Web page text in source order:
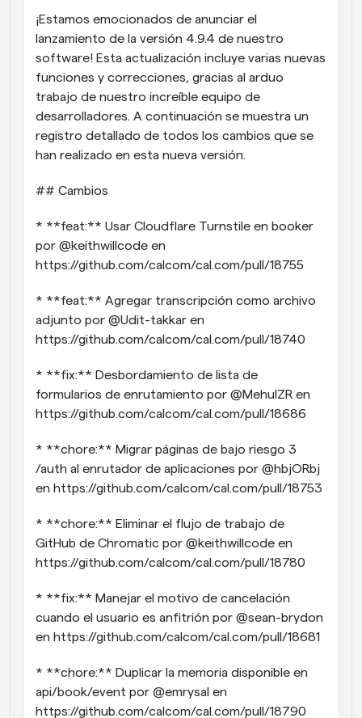
Programación potenciadda con llamadas
impulsadas por IA
Flujos de trabajo
Automatiza la programación y los recordatorios
Blog
Mantente al día con las últimas noticias y
actualizaciones
Reuniones Instantáneas
Reúnete con clientes en minutos
Webhooks
Recibe notificaciones cuando ocurra algo
¡Estamos emocionados de anunciar el
lanzamiento de la versión 4.9.4 de nuestro
software! Esta actualización incluye varias nuevas
funciones y correcciones, gracias al arduo
trabajo de nuestro increíble equipo de
desarrolladores. A continuación se muestra un
registro detallado de todos los cambios que se
han realizado en esta nueva versión.
## Cambios
* **feat:** Usar Cloudflare Turnstile en booker
por @keithwillcode en
https://github.com/calcom/cal.com/pull/18755
* **feat:** Agregar transcripción como archivo
adjunto por @Udit-takkar en
https://github.com/calcom/cal.com/pull/18740
* **fix:** Desbordamiento de lista de
formularios de enrutamiento por @MehulZR en
https://github.com/calcom/cal.com/pull/18686
* **chore:** Migrar páginas de bajo riesgo 3
/auth al enrutador de aplicaciones por @hbjORbj
en https://github.com/calcom/cal.com/pull/18753
* **chore:** Eliminar el flujo de trabajo de
GitHub de Chromatic por @keithwillcode en
https://github.com/calcom/cal.com/pull/18780
* **fix:** Manejar el motivo de cancelación
cuando el usuario es anfitrión por @sean-brydon
en https://github.com/calcom/cal.com/pull/18681
* **chore:** Duplicar la memoria disponible en
api/book/event por @emrysal en
https://github.com/calcom/cal.com/pull/18790